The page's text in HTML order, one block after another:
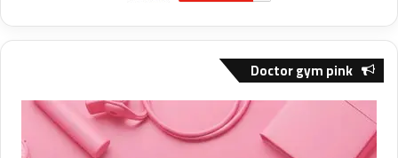
Doctor gym pink